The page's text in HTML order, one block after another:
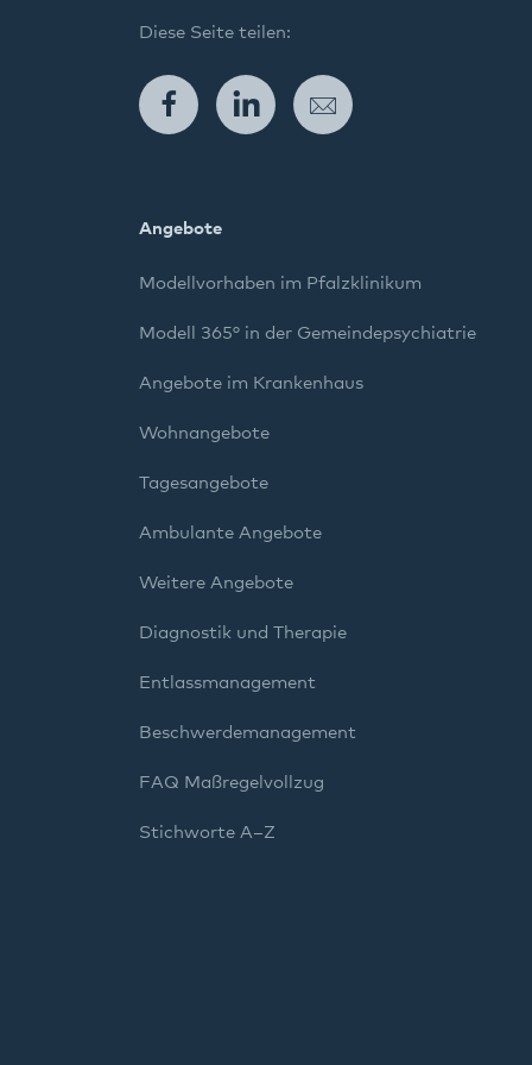
Diese Seite teilen:
FacebookLinkedIn
Angebote
Modellvorhaben im Pfalzklinikum
Modell 365° in der Gemeindepsychiatrie
Angebote im Krankenhaus
Wohnangebote
Tagesangebote
Ambulante Angebote
Weitere Angebote
Diagnostik und Therapie
Entlassmanagement
Beschwerdemanagement
FAQ Maßregelvollzug
Stichworte A–Z